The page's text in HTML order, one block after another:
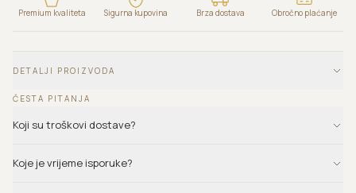
Premium kvaliteta Sigurna kupovina Brza dostava Obročno plaćanje
DETALJI PROIZVODA
ČESTA PITANJA
Koji su troškovi dostave?
Koje je vrijeme isporuke?